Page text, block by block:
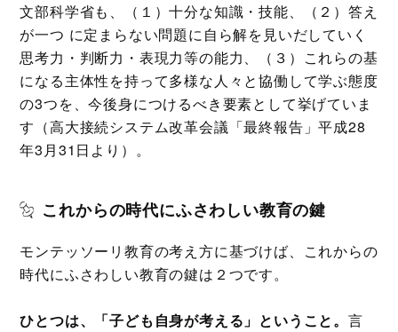
文部科学省も、（１）十分な知識・技能、（２）答え
が一つ に定まらない問題に自ら解を見いだしていく
思考力・判断力・表現力等の能力、（３）これらの基
になる主体性を持って多様な人々と協働して学ぶ態度
の3つを、今後身につけるべき要素として挙げていま
す（高大接続システム改革会議「最終報告」平成28
年3月31日より）。
これからの時代にふさわしい教育の鍵
モンテッソーリ教育の考え方に基づけば、これからの
時代にふさわしい教育の鍵は２つです。
ひとつは、「子ども自身が考える」ということ。言